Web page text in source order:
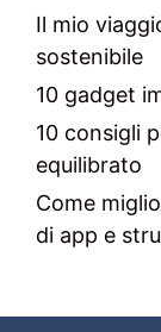
Il mio
sostenibile
10 gadget
10 consigli
equilibrato
Come
di app e